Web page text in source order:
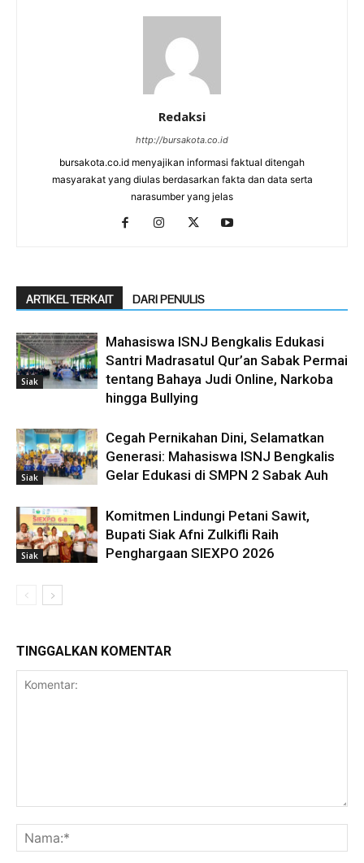
Redaksi
http://bursakota.co.id
bursakota.co.id menyajikan informasi faktual ditengah
masyarakat yang diulas berdasarkan fakta dan data serta
narasumber yang jelas
ARTIKEL TERKAIT DARI PENULIS
Siak
Mahasiswa ISNJ Bengkalis Edukasi
Santri Madrasatul Qur’an Sabak Permai
tentang Bahaya Judi Online, Narkoba
hingga Bullying
Siak
Cegah Pernikahan Dini, Selamatkan
Generasi: Mahasiswa ISNJ Bengkalis
Gelar Edukasi di SMPN 2 Sabak Auh
Siak
Komitmen Lindungi Petani Sawit,
Bupati Siak Afni Zulkifli Raih
Penghargaan SIEXPO 2026
TINGGALKAN KOMENTAR